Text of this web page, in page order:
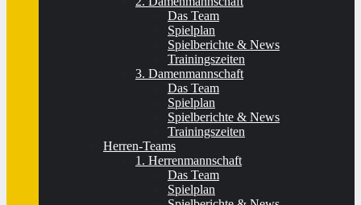
Das Team
Spielplan
Spielberichte & News
Trainingszeiten
3. Damenmannschaft
Das Team
Spielplan
Spielberichte & News
Trainingszeiten
Herren-Teams
1. Herrenmannschaft
Das Team
Spielplan